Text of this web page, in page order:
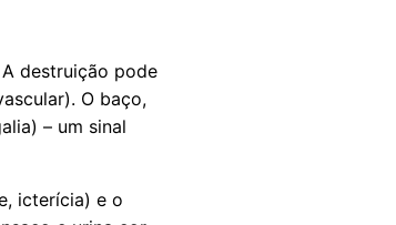
destruição pode
O baço,
– um sinal
icterícia) e o